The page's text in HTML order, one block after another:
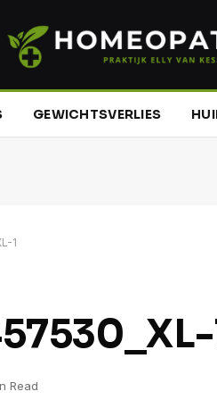
GEWICHTSVERLIES
1
Read